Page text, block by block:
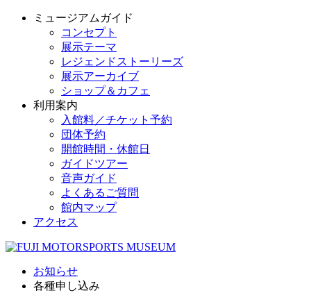
ミュージアムガイド
コンセプト
展示テーマ
レジェンドストーリーズ
展示アーカイブ
ショップ＆カフェ
利用案内
入館料／チケット予約
団体予約
開館時間・休館日
ガイドツアー
音声ガイド
よくあるご質問
館内マップ
アクセス
お知らせ
各種申し込み